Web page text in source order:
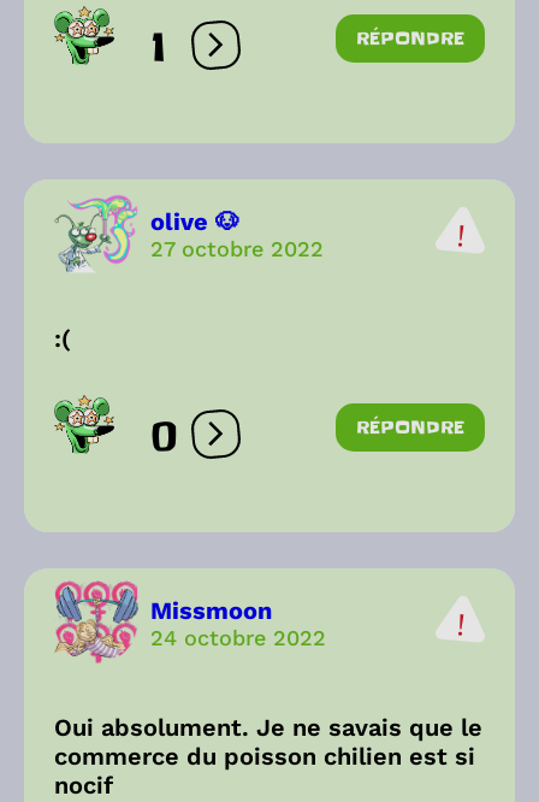
1 Ouvrir les réactions
RÉPONDRE
olive 🐶
27 octobre 2022
:(
0 Ouvrir les réactions
RÉPONDRE
Missmoon
24 octobre 2022
Oui absolument. Je ne savais que le
commerce du poisson chilien est si
nocif